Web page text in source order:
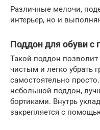
Различные мелочи,
интерьер, но и
Поддон для обуви с
Такой поддон
чистым и легко убрать
самостоятельно
небольшой поддон,
бортиками. Внутрь
закрепляется с